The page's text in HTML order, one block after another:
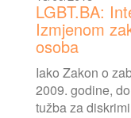
LGBT.BA:
Izmjenom
osoba
Iako Zakon o
2009. godine,
tužba za